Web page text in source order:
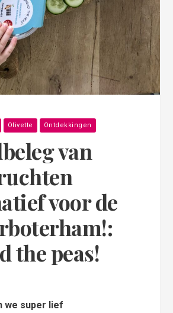
Olivette Ontdekkingen
van
voor de
the peas!
we super lief